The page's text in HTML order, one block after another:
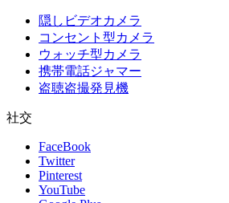
隠しビデオカメラ
コンセント型カメラ
ウォッチ型カメラ
携帯電話ジャマー
盗聴盗撮発見機
社交
FaceBook
Twitter
Pinterest
YouTube